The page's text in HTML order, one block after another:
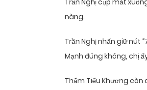
Trần Nghị cụp mắt
nàng.
Trần Nghị nhấn giữ nút
Mạnh đúng không, chị
Thẩm Tiểu Khương